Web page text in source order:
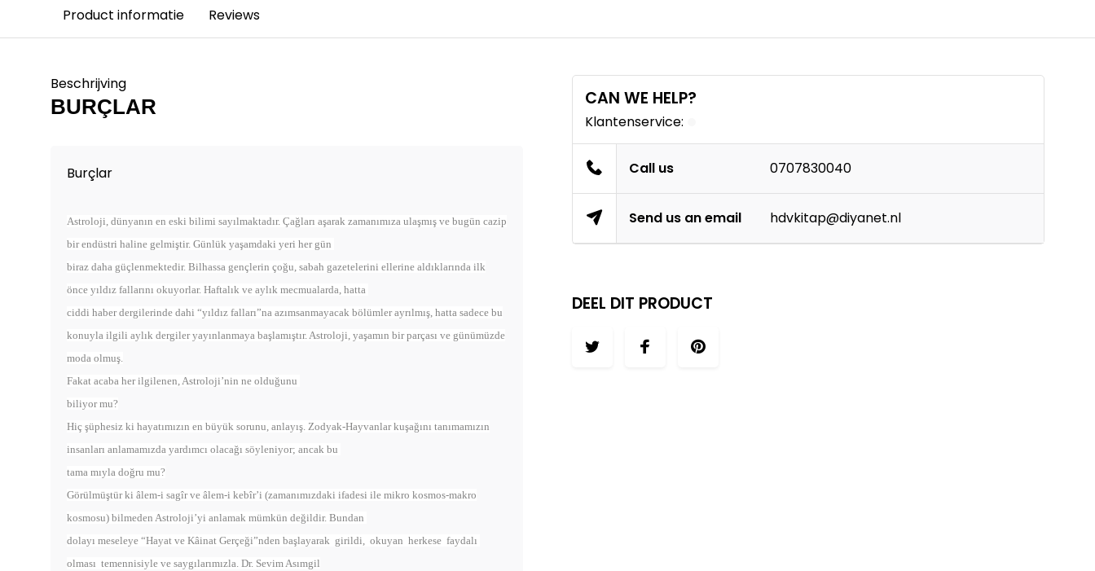
Product informatie Reviews
Beschrijving
BURÇLAR
Burçlar
Astroloji, dünyanın en eski bilimi sayılmaktadır. Çağları aşarak zamanımıza ulaşmış ve bugün cazip
bir endüstri haline gelmiştir. Günlük yaşamdaki yeri her gün
biraz daha güçlenmektedir. Bilhassa gençlerin çoğu, sabah gazetelerini ellerine aldıklarında ilk
önce yıldız fallarını okuyorlar. Haftalık ve aylık mecmualarda, hatta
ciddi haber dergilerinde dahi “yıldız falları”na azımsanmayacak bölümler ayrılmış, hatta sadece bu
konuyla ilgili aylık dergiler yayınlanmaya başlamıştır. Astroloji, yaşamın bir parçası ve günümüzde
moda olmuş.
Fakat acaba her ilgilenen, Astroloji’nin ne olduğunu
biliyor mu?
Hiç şüphesiz ki hayatımızın en büyük sorunu, anlayış. Zodyak-Hayvanlar kuşağını tanımamızın
insanları anlamamızda yardımcı olacağı söyleniyor; ancak bu
tama mıyla doğru mu?
Görülmüştür ki âlem-i sagîr ve âlem-i kebîr’i (zamanımızdaki ifadesi ile mikro kosmos-makro
kosmosu) bilmeden Astroloji’yi anlamak mümkün değildir. Bundan
dolayı meseleye “Hayat ve Kâinat Gerçeği”nden başlayarak girildi, okuyan herkese faydalı
olması temennisiyle ve saygılarımızla. Dr. Sevim Asımgil
CAN WE HELP?
Klantenservice:
Call us 0707830040
Send us an email hdvkitap@diyanet.nl
DEEL DIT PRODUCT